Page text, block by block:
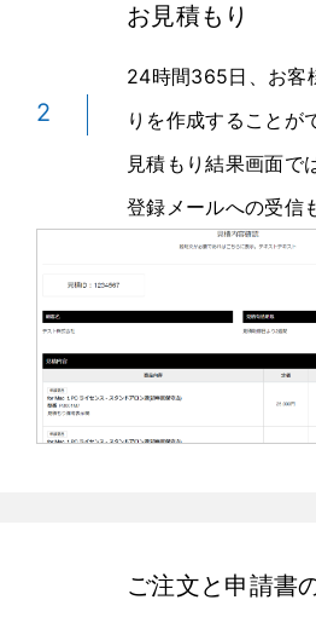
2
お見積もり
24時間365日、お客
りを作成することが
見積もり結果画面で
登録メールへの受信
ご注文と申請書